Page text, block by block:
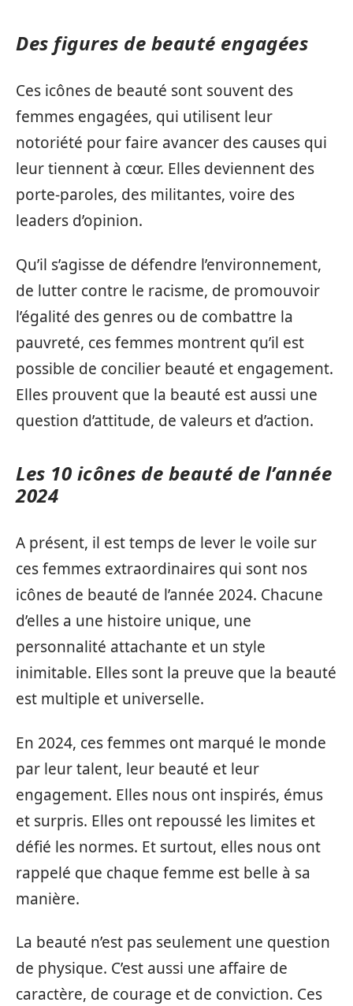
Des figures de beauté engagées
Ces icônes de beauté sont souvent des
femmes engagées, qui utilisent leur
notoriété pour faire avancer des causes qui
leur tiennent à cœur. Elles deviennent des
porte-paroles, des militantes, voire des
leaders d’opinion.
Qu’il s’agisse de défendre l’environnement,
de lutter contre le racisme, de promouvoir
l’égalité des genres ou de combattre la
pauvreté, ces femmes montrent qu’il est
possible de concilier beauté et engagement.
Elles prouvent que la beauté est aussi une
question d’attitude, de valeurs et d’action.
Les 10 icônes de beauté de l’année
2024
A présent, il est temps de lever le voile sur
ces femmes extraordinaires qui sont nos
icônes de beauté de l’année 2024. Chacune
d’elles a une histoire unique, une
personnalité attachante et un style
inimitable. Elles sont la preuve que la beauté
est multiple et universelle.
En 2024, ces femmes ont marqué le monde
par leur talent, leur beauté et leur
engagement. Elles nous ont inspirés, émus
et surpris. Elles ont repoussé les limites et
défié les normes. Et surtout, elles nous ont
rappelé que chaque femme est belle à sa
manière.
La beauté n’est pas seulement une question
de physique. C’est aussi une affaire de
caractère, de courage et de conviction. Ces